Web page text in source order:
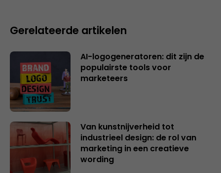
Gerelateerde artikelen
AI-logogeneratoren: dit zijn de
populairste tools voor
marketeers
Van kunstnijverheid tot
industrieel design: de rol van
marketing in een creatieve
wording